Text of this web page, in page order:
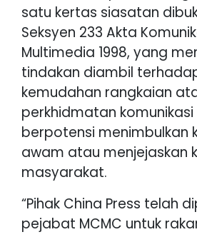
satu kertas siasatan
Seksyen 233 Akta
Multimedia 1998, yang
tindakan diambil
kemudahan rangkaian
perkhidmatan
berpotensi menimbulkan
awam atau menjejaskan
masyarakat.
“Pihak China Press telah
pejabat MCMC untuk